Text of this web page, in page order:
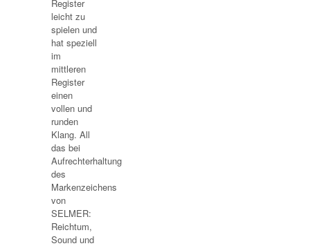
Register
leicht zu
spielen und
hat speziell
im
mittleren
Register
einen
vollen und
runden
Klang. All
das bei
Aufrechterhaltung
des
Markenzeichens
von
SELMER:
Reichtum,
Sound und